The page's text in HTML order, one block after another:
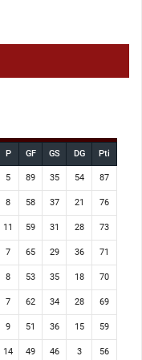
P GF GS DG Pti
5 89 35 54 87
8 58 37 21 76
11 59 31 28 73
7 65 29 36 71
8 53 35 18 70
7 62 34 28 69
9 51 36 15 59
14 49 46 3 56